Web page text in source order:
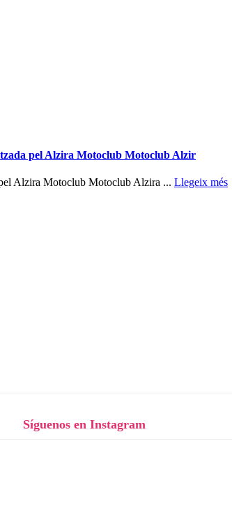
pel Alzira Motoclub Motoclub Alzir
Alzira Motoclub Motoclub Alzira ... Llegeix més
Síguenos en Instagram